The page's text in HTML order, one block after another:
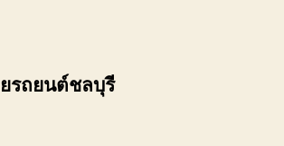
รถยนต์ชลบุรี